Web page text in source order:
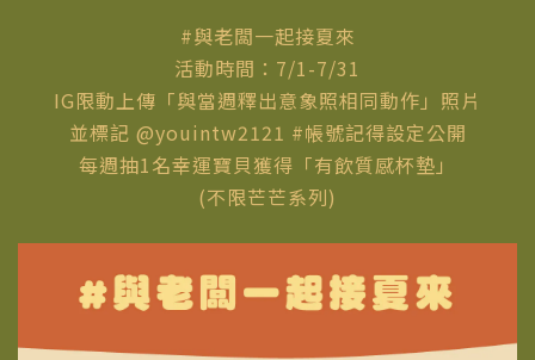
#與老闆一起接夏來
活動時間：7/1-7/31
IG限動上傳「與當週釋出意象照相同動作」照片
並標記 @youintw2121 #帳號記得設定公開
每週抽1名幸運寶貝獲得「有飲質感杯墊」
(不限芒芒系列)